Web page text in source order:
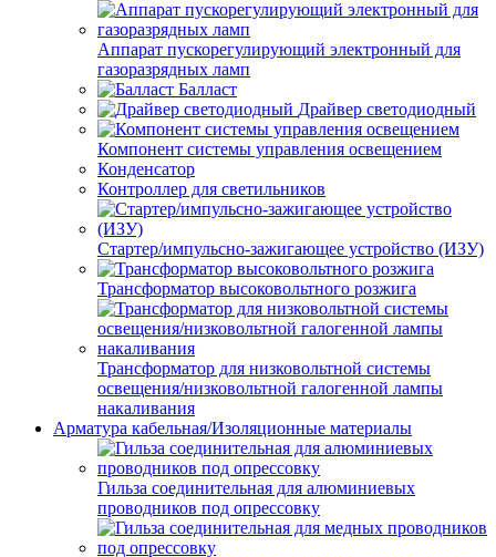
Аппарат пускорегулирующий электронный для
газоразрядных ламп
Балласт
Драйвер светодиодный
Компонент системы управления освещением
Конденсатор
Контроллер для светильников
Стартер/импульсно-зажигающее устройство (ИЗУ)
Трансформатор высоковольтного розжига
Трансформатор для низковольтной системы
освещения/низковольтной галогенной лампы
накаливания
Арматура кабельная/Изоляционные материалы
Гильза соединительная для алюминиевых
проводников под опрессовку